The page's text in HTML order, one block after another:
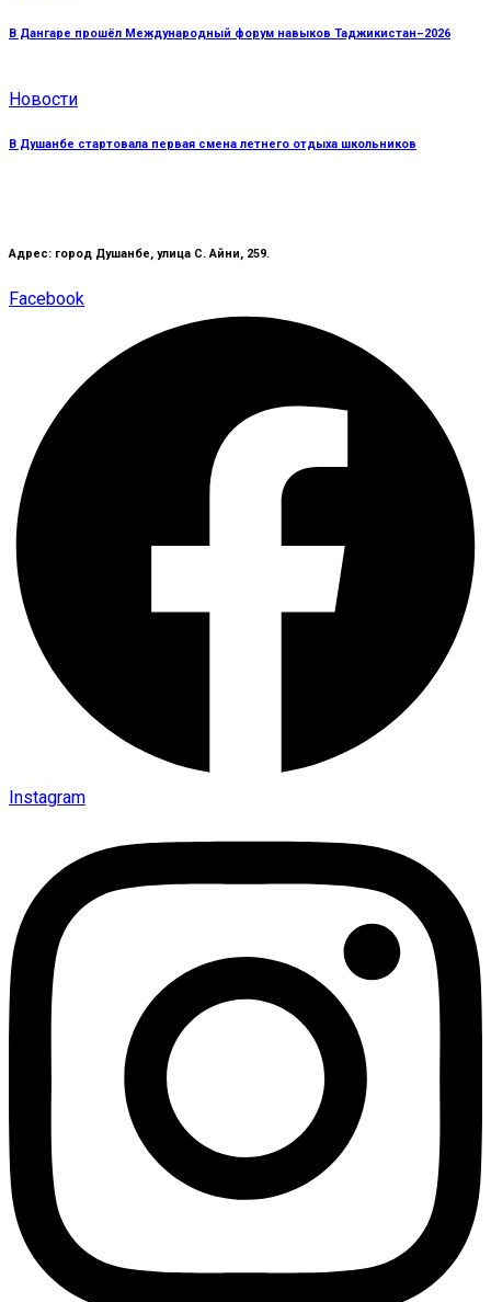
В Дангаре прошёл Международный форум навыков Таджикистан–2026
Новости
В Душанбе стартовала первая смена летнего отдыха школьников
Адрес: город Душанбе, улица С. Айни, 259.
Facebook
Instagram